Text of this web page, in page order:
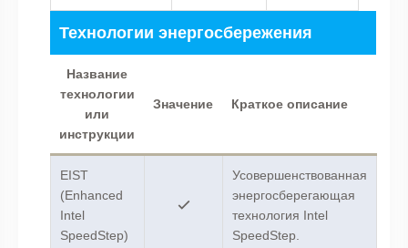
Технологии энергосбережения
Название
технологии
или
инструкции
Значение Краткое описание
EIST
(Enhanced
Intel
SpeedStep)
Усовершенствованная
энергосберегающая
технология Intel
SpeedStep.